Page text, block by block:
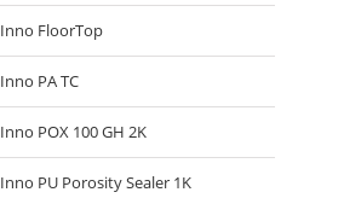
Inno FloorTop
Inno PA TC
Inno POX 100 GH 2K
Inno PU Porosity Sealer 1K